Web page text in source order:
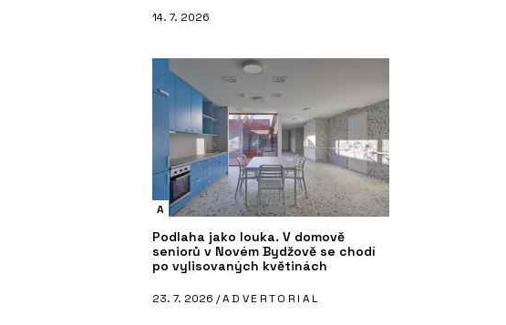
14. 7. 2026
A
Podlaha jako louka. V domově
seniorů v Novém Bydžově se chodí
po vylisovaných květinách
23. 7. 2026 /ADVERTORIAL